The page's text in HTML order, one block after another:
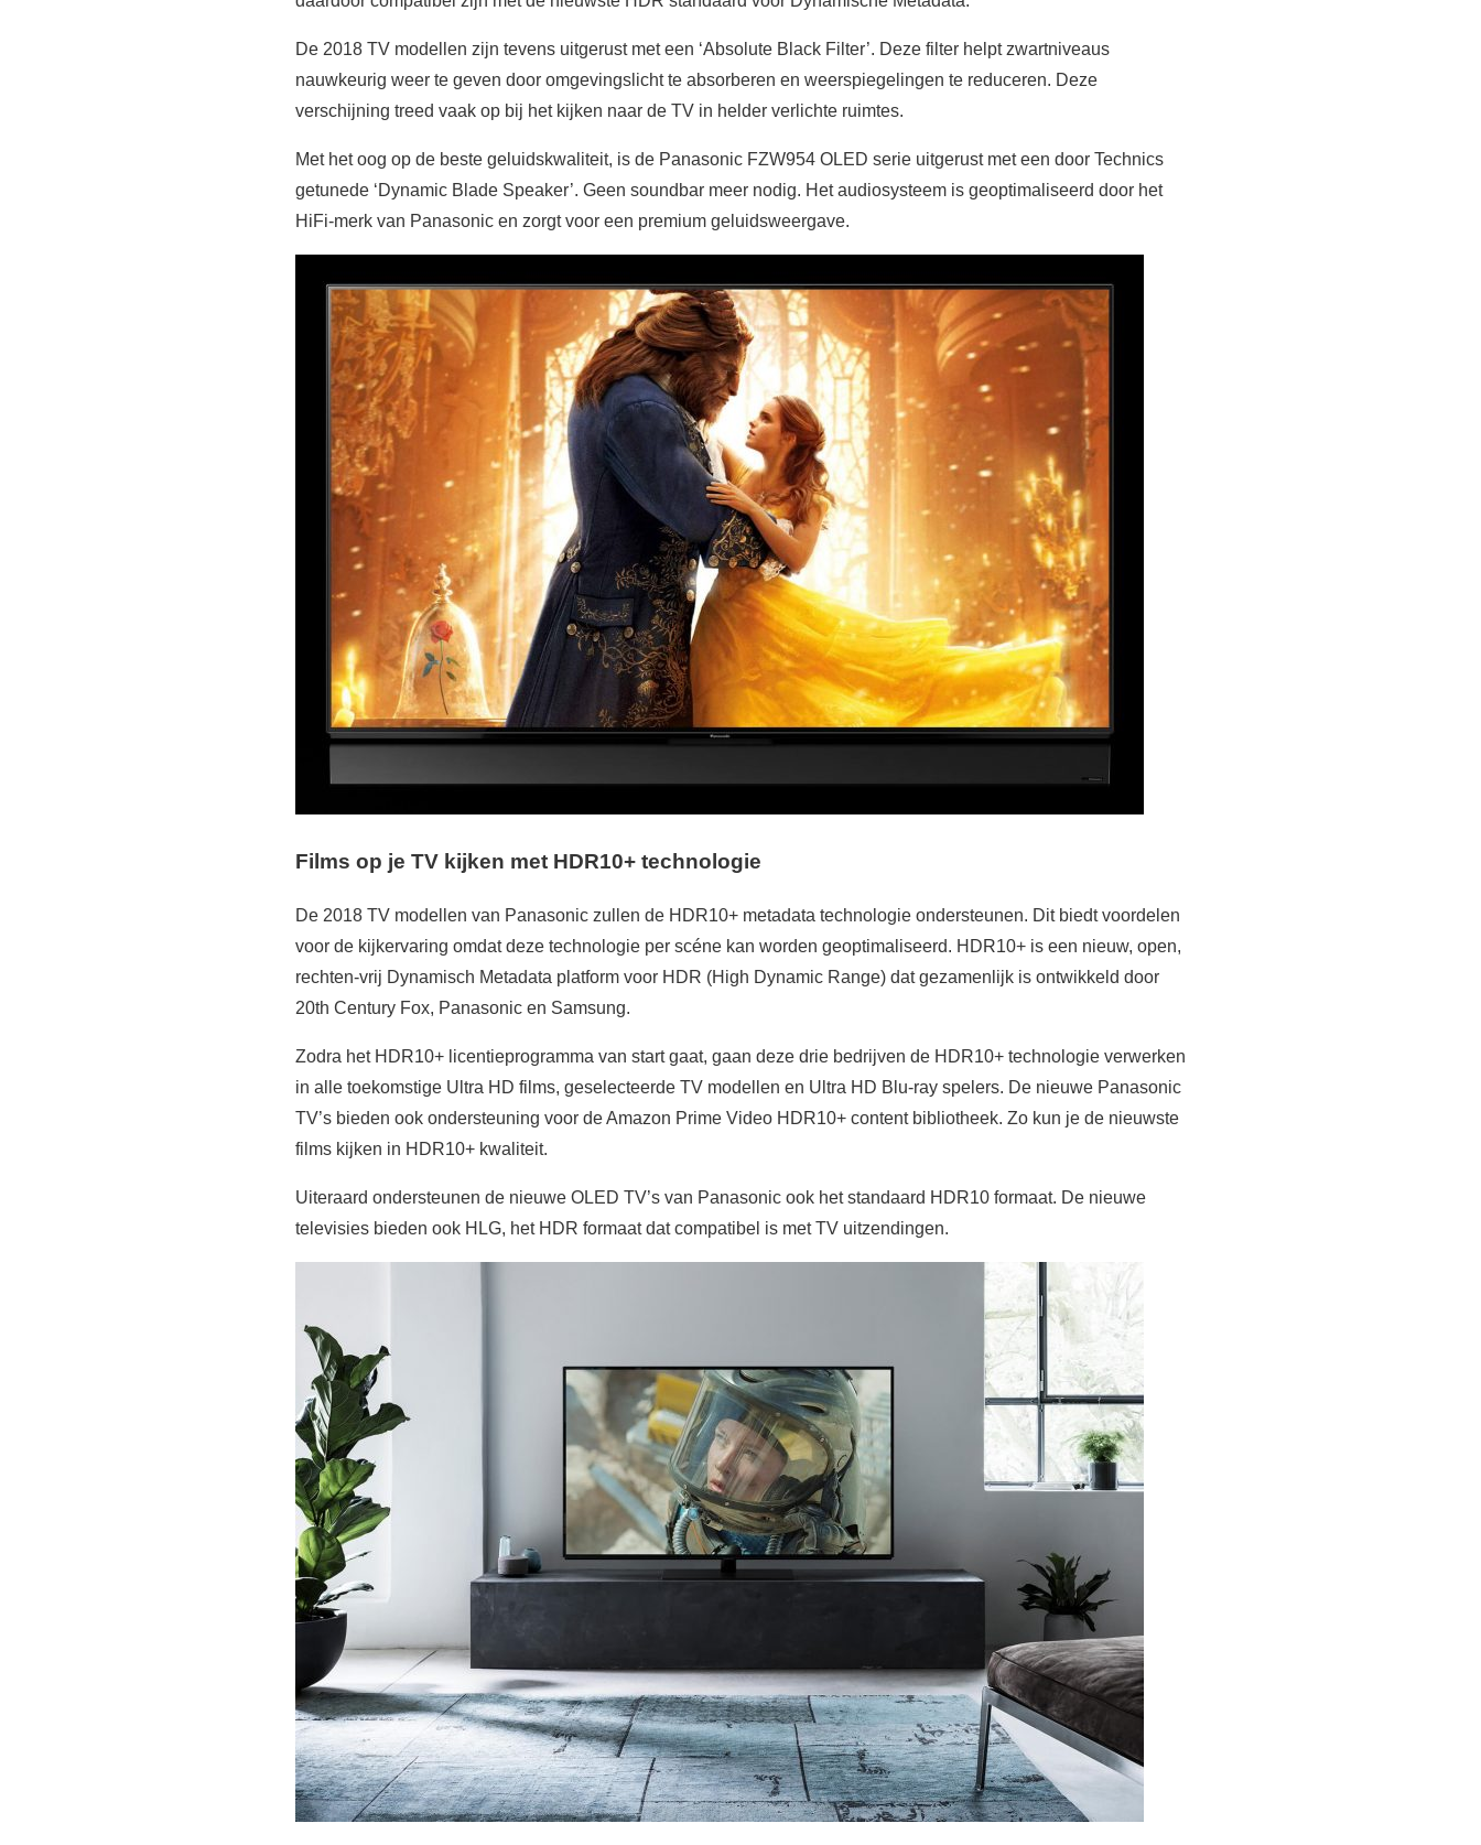
De 2018 TV modellen zijn tevens uitgerust met een ‘Absolute Black Filter’. Deze filter helpt zwartniveaus
nauwkeurig weer te geven door omgevingslicht te absorberen en weerspiegelingen te reduceren. Deze
verschijning treed vaak op bij het kijken naar de TV in helder verlichte ruimtes.
Met het oog op de beste geluidskwaliteit, is de Panasonic FZW954 OLED serie uitgerust met een door Technics
getunede ‘Dynamic Blade Speaker’. Geen soundbar meer nodig. Het audiosysteem is geoptimaliseerd door het
HiFi-merk van Panasonic en zorgt voor een premium geluidsweergave.
Films op je TV kijken met HDR10+ technologie
De 2018 TV modellen van Panasonic zullen de HDR10+ metadata technologie ondersteunen. Dit biedt voordelen
voor de kijkervaring omdat deze technologie per scéne kan worden geoptimaliseerd. HDR10+ is een nieuw, open,
rechten-vrij Dynamisch Metadata platform voor HDR (High Dynamic Range) dat gezamenlijk is ontwikkeld door
20th Century Fox, Panasonic en Samsung.
Zodra het HDR10+ licentieprogramma van start gaat, gaan deze drie bedrijven de HDR10+ technologie verwerken
in alle toekomstige Ultra HD films, geselecteerde TV modellen en Ultra HD Blu-ray spelers. De nieuwe Panasonic
TV’s bieden ook ondersteuning voor de Amazon Prime Video HDR10+ content bibliotheek. Zo kun je de nieuwste
films kijken in HDR10+ kwaliteit.
Uiteraard ondersteunen de nieuwe OLED TV’s van Panasonic ook het standaard HDR10 formaat. De nieuwe
televisies bieden ook HLG, het HDR formaat dat compatibel is met TV uitzendingen.